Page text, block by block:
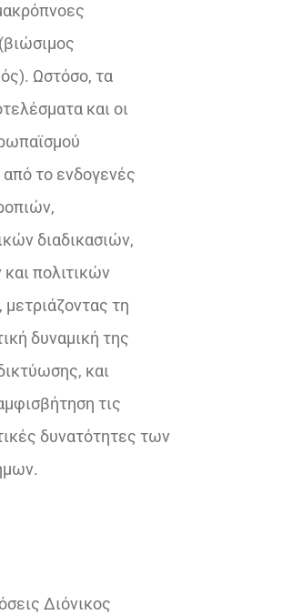
Ωστόσο, τα
και οι
από το ενδογενές
διαδικασιών,
πολιτικών
τη
δυναμική της
και
τις
δυνατότητες των
Διόνικος